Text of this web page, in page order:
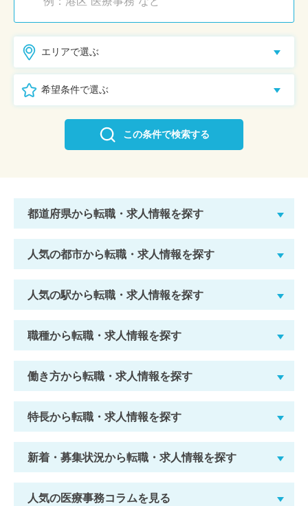
エリアで選ぶ
希望条件で選ぶ
この条件で検索する
都道府県から転職・求人情報を探す
人気の都市から転職・求人情報を探す
人気の駅から転職・求人情報を探す
職種から転職・求人情報を探す
働き方から転職・求人情報を探す
特長から転職・求人情報を探す
新着・募集状況から転職・求人情報を探す
人気の医療事務コラムを見る